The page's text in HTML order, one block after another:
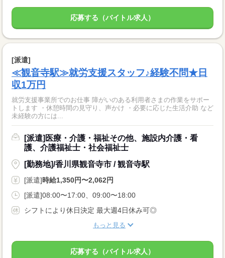
応募する（バイトル求人）
[派遣]
≪観音寺駅≫就労支援スタッフ♪経験不問★日
収1万円
就労支援事業所でのお仕事 障がいのある利用者さまの作業をサポー
トします ・休憩時間の見守り、声かけ ・必要に応じた生活介助 など
未経験の方には...
[派遣]医療・介護・福祉その他、施設内介護・看
護、介護福祉士・社会福祉士
[勤務地]/香川県観音寺市 / 観音寺駅
[派遣]時給1,350円〜2,062円
[派遣]08:00〜17:00、09:00〜18:00
シフトにより休日決定 最大週4日休み可◎
もっと見る
応募する（バイトル求人）